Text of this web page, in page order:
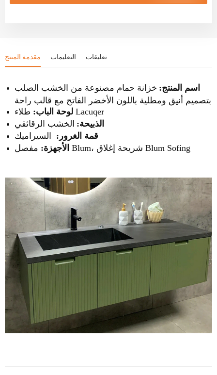
مقدمة المنتج التعليمات تعليقات
اسم المنتج: خزانة حمام مصنوعة من الخشب الصلب
بتصميم أنيق ومطلية باللون الأخضر الفاتح مع قالب راحة
لوحة الباب: طلاء Lacuqer
الذبيحة: الخشب الرقائقي
قمة الغرور: السيراميك
الأجهزة:
مفصل Blum، شريحة إغلاق Blum Sofing